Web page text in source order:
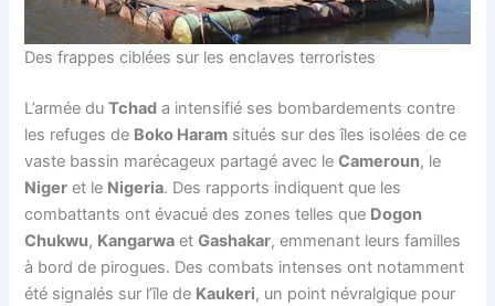
Des frappes ciblées sur les enclaves terroristes
L’armée duTchad a intensifié ses bombardements contre
les refuges de Boko Haram situés sur des îles isolées de ce
vaste bassin marécageux partagé avec leCameroun, le
Niger et le Nigeria. Des rapports indiquent que les
combattants ont évacué des zones telles que Dogon
Chukwu, Kangarwa etGashakar, emmenant leurs familles
à bord de pirogues. Des combats intenses ont notamment
été signalés sur l’île de Kaukeri, un point névralgique pour